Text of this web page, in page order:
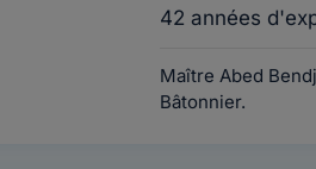
42 années
Maître Abed
Bâtonnier.